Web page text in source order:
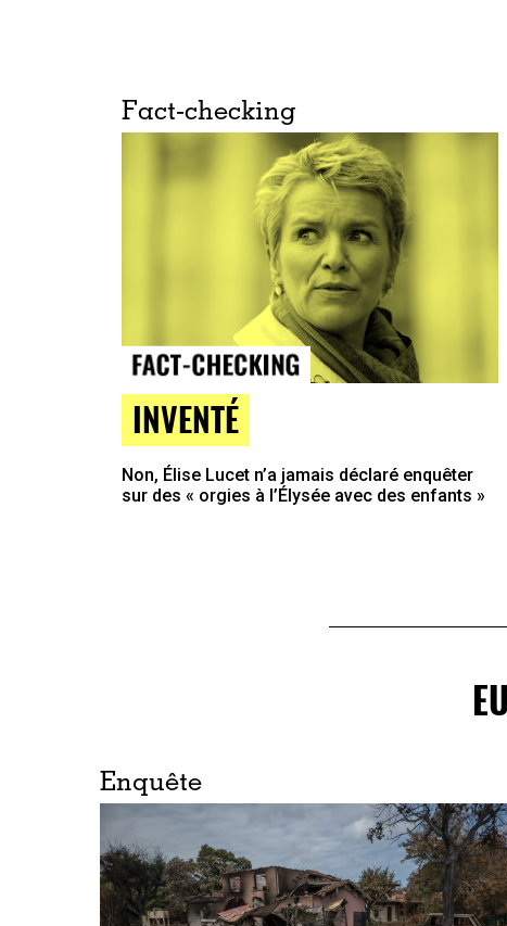
Fact-checking
INVENTÉ
Non, Élise Lucet n’a jamais déclaré enquêter
sur des « orgies à l’Élysée avec des enfants »
Enquête